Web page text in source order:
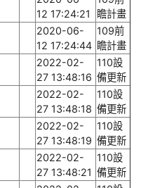
12 17:24:21
瞻計畫
2020-06-
12 17:24:44
109前
瞻計畫
2022-02-
27 13:48:16
110設
備更新
2022-02-
27 13:48:18
110設
備更新
2022-02-
27 13:48:19
110設
備更新
2022-02-
27 13:48:21
110設
備更新